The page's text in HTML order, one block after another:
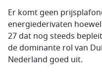
Er komt geen
energiederivaten
27 dat nog steeds
de dominante rol van
Nederland goed uit.